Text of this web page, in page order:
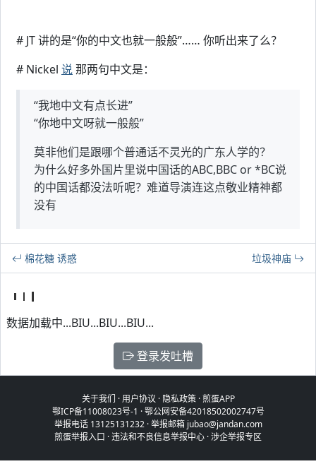
# JT 讲的是“你的中文也就一般般”…… 你听出来了么？
# Nickel 说那两句中文是：
“我地中文有点长进”
“你地中文呀就一般般”
莫非他们是跟哪个普通话不灵光的广东人学的？
为什么好多外国片里说中国话的ABC,BBC or *BC说
的中国话都没法听呢？难道导演连这点敬业精神都
没有
棉花糖 诱惑 垃圾神庙
数据加载中...BIU...BIU...BIU...
登录发吐槽
关于我们 ·用户协议 · 隐私政策·煎蛋APP
鄂ICP备11008023号-1 ·鄂公网安备42018502002747号
举报电话 13125131232 · 举报邮箱 jubao@jandan.com
煎蛋举报入口 ·违法和不良信息举报中心 ·涉企举报专区